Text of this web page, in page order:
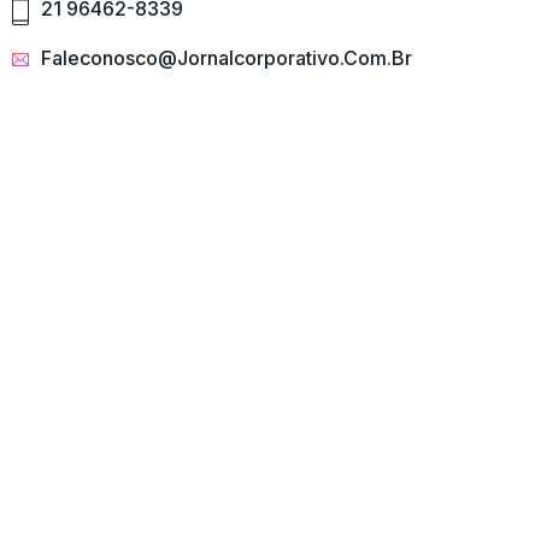
21 96462-8339
Faleconosco@jornalcorporativo.com.br